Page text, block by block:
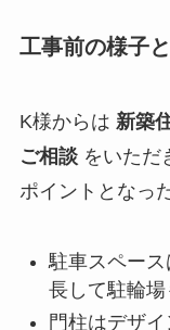
工事前の様子
K様からは 新築
ご相談をいただ
ポイントとなっ
駐車スペー
長して駐輪
門柱はデザ